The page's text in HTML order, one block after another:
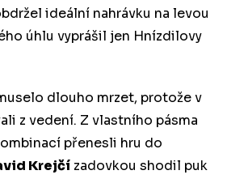
ideální nahrávku na levou
úhlu vyprášil jen Hnízdilovy
dlouho mrzet, protože v
z vedení. Z vlastního pásma
přenesli hru do
Krejčí zadovkou shodil puk